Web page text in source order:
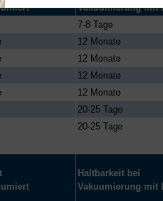
Vakuumierung mit
7-8 Tage
12 Monate
12 Monate
12 Monate
12 Monate
20-25 Tage
20-25 Tage
Haltbarkeit bei
Vakuumierung mit